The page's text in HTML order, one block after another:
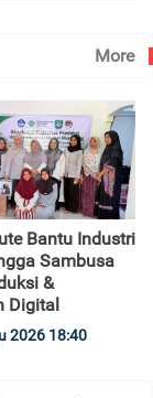
More
Bantu Industri
Sambusa
&
Digital
2026 18:40